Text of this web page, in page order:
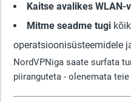
Kaitse avalikes WLAN-
Mitme seadme tugi
operatsioonisüsteemidele
NordVPNiga saate surfata
piiranguteta - olenemata